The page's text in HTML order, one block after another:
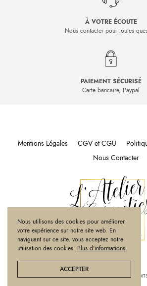
À VOTRE ÉCOUTE
Nous contacter pour toutes
PAIEMENT SÉCURISÉ
Carte bancaire, Paypal
Mentions Légales CGV et CGU
Nous Contacter
© 2020L'ATELIER COSMETICS. TOUS
Nous utilisons des cookies pour améliorer
votre expérience sur notre site web. En
naviguant sur ce site, vous acceptez notre
utilisation des cookies. Plus d'informations
ACCEPTER